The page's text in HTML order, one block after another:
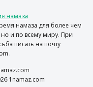
намаза для более чем
но и по всему миру. При
писать на почту
1namaz.com